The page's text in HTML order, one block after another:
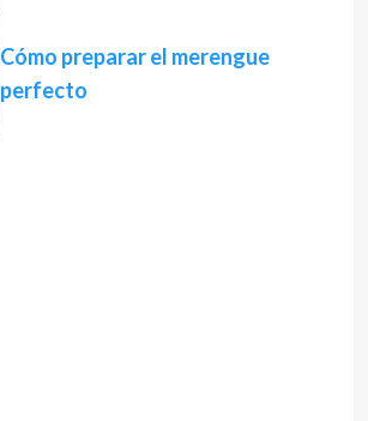
Cómo preparar el merengue
perfecto